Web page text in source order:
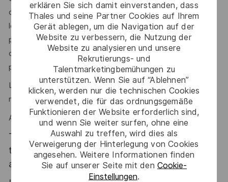
erklären Sie sich damit einverstanden, dass
Thales und seine Partner Cookies auf Ihrem
Gerät ablegen, um die Navigation auf der
Website zu verbessern, die Nutzung der
Website zu analysieren und unsere
Rekrutierungs- und
Talentmarketingbemühungen zu
unterstützen. Wenn Sie auf “Ablehnen”
klicken, werden nur die technischen Cookies
verwendet, die für das ordnungsgemäße
Funktionieren der Website erforderlich sind,
und wenn Sie weiter surfen, ohne eine
Auswahl zu treffen, wird dies als
Verweigerung der Hinterlegung von Cookies
angesehen. Weitere Informationen finden
Sie auf unserer Seite mit den Cookie-
Einstellungen.
développement (des spécifications à la livraison, ainsi que
le support au maintien en condition opérationnelle),
permettant ainsi d’étendre son périmètre d’action
continuellement. Le travail en équipe d’ingénierie
pluridisciplinaire enrichit significativement."
La rigueur, l'organisation sont des atouts que l'on vous
reconnait ?
Alors ce poste est fait pour vous !
Thales, entreprise Handi-Engagée, reconnait
tous les talents. La diversité est notre meilleur
atout. Postulez et rejoignez nous !